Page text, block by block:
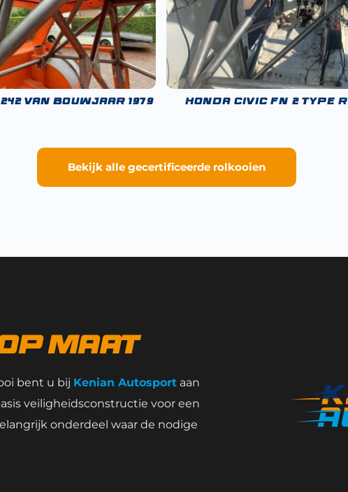
van bouwjaar 1979 Honda Civic FN 2 Type R
Bekijk alle gecertificeerde rolkooien
maat
bent u bij Kenian Autosport aan
veiligheidsconstructie voor een
onderdeel waar de nodige